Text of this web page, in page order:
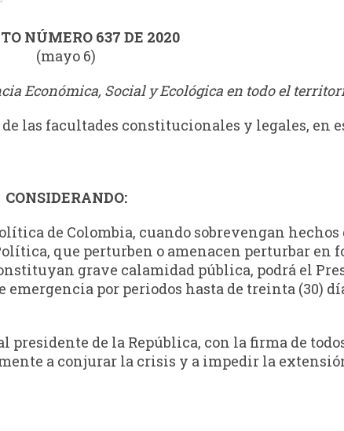
NÚMERO 637 DE 2020
(mayo 6)
Económica, Social y Ecológica en todo el
las facultades constitucionales y legales, en
CONSIDERANDO:
de Colombia, cuando sobrevengan
que perturben o amenacen perturbar en
grave calamidad pública, podrá el
por periodos hasta de treinta (30)
presidente de la República, con la firma de
a conjurar la crisis y a impedir la